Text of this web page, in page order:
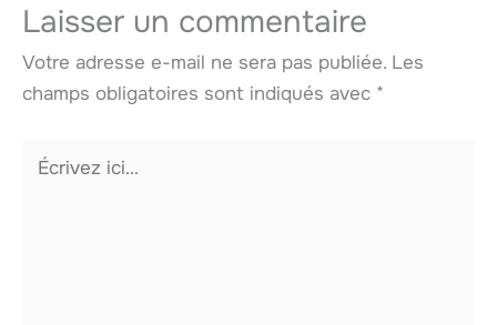
Laisser un commentaire
Votre adresse e-mail ne sera pas publiée. Les
champs obligatoires sont indiqués avec *
Écrivez